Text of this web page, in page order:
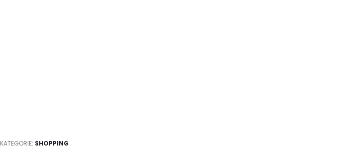
KATEGORIE: SHOPPING